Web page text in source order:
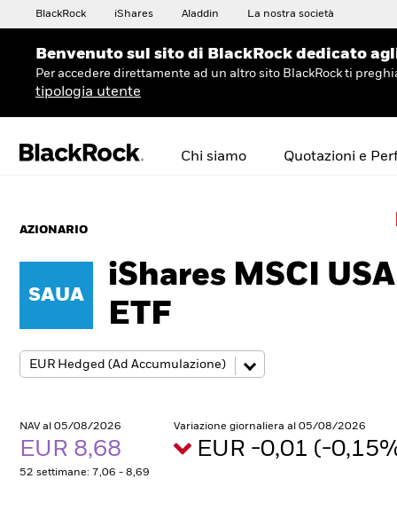
BlackRock iShares Aladdin La nostra società
Benvenuto sul sito di BlackRock dedicato
Per accedere direttamente ad un altro sito BlackRock ti
tipologia utente
Chi siamo Quotazioni e
AZIONARIO
SAUA
iShares MSCI
ETF
NAV al 05/08/2026
EUR 8,68
52 settimane: 7,06 - 8,69
Variazione giornaliera al 05/08/2026
EUR -0,01 (-